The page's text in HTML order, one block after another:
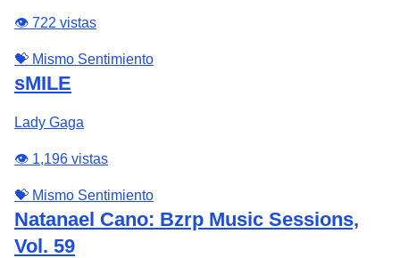
👁️ 722 vistas
💝 Mismo Sentimiento
sMILE
Lady Gaga
👁️ 1,196 vistas
💝 Mismo Sentimiento
Natanael Cano: Bzrp Music Sessions,
Vol. 59